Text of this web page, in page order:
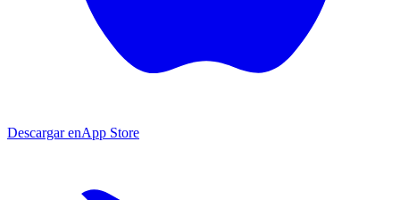
Descargar enApp Store